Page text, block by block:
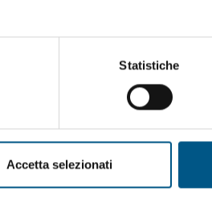
Statistiche
Accetta selezionati